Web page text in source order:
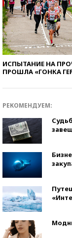
ИСПЫТАНИЕ НА
ПРОШЛА «ГОНКА
РЕКОМЕНДУЕМ: